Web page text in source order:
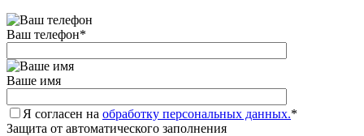
Ваш телефон*
Ваше имя
Я согласен на обработку персональных данных.*
Защита от автоматического заполнения